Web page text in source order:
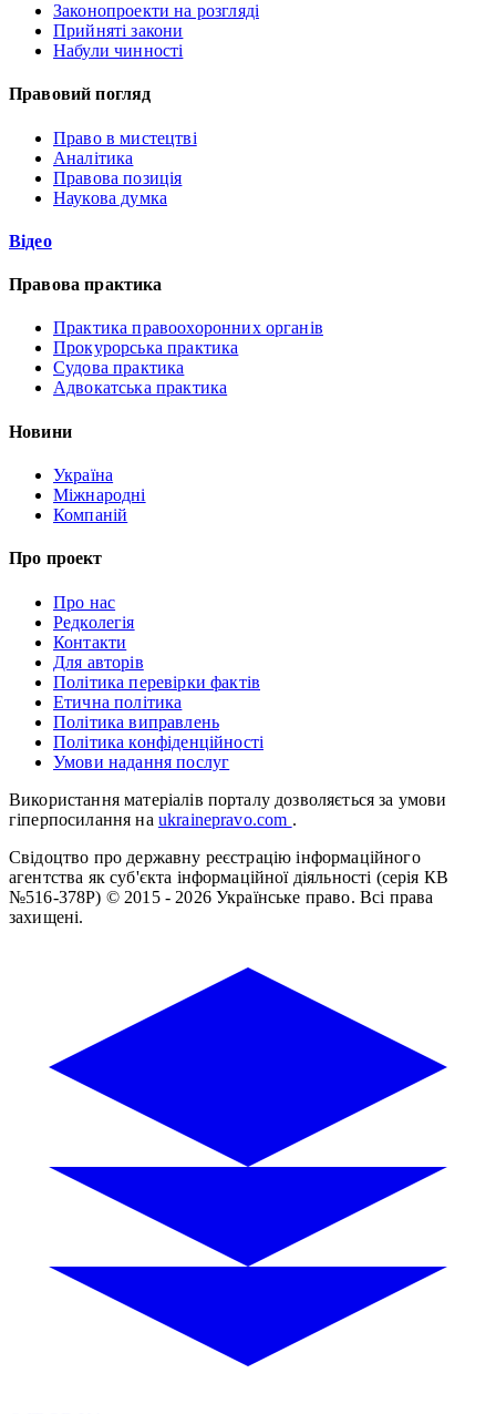
Законопроекти на розгляді
Прийняті закони
Набули чинності
Правовий погляд
Право в мистецтві
Аналітика
Правова позиція
Наукова думка
Відео
Правова практика
Практика правоохоронних органів
Прокурорська практика
Судова практика
Адвокатська практика
Новини
Україна
Міжнародні
Компаній
Про проект
Про нас
Редколегія
Контакти
Для авторів
Політика перевірки фактів
Етична політика
Політика виправлень
Політика конфіденційності
Умови надання послуг
Використання матеріалів порталу дозволяється за умови
гіперпосилання на ukrainepravo.com .
Свідоцтво про державну реєстрацію інформаційного
агентства як суб'єкта інформаційної діяльності (серія КВ
№516-378Р) © 2015 - 2026 Українське право. Всі права
захищені.